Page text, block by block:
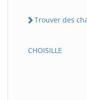
Trouver des
CHOISILLE